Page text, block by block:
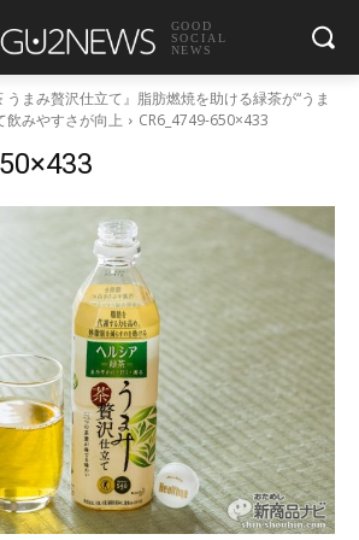
GOOD
SOCIAL
NEWS
うまみ贅沢仕立て』脂肪燃焼を助ける緑茶が“うま
飲みやすさが向上
CR6_4749-650×433